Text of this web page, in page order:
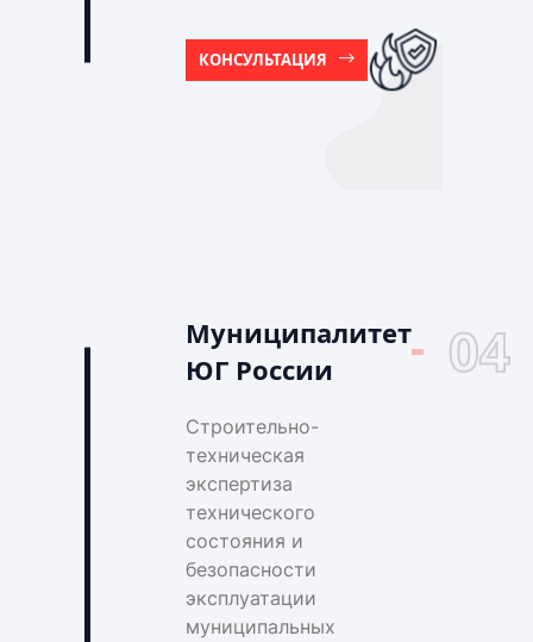
КОНСУЛЬТАЦИЯ
Муниципалитет
ЮГ России
04
Строительно-
техническая
экспертиза
технического
состояния и
безопасности
эксплуатации
муниципальных